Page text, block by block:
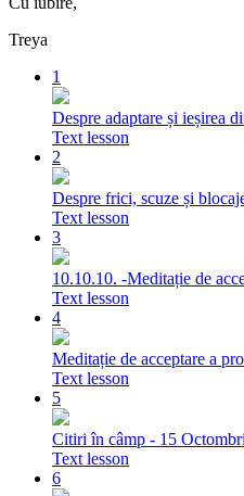
Treya
1
Despre adaptare și ieșirea
Text lesson
2
Despre frici, scuze și
Text lesson
3
10.10.10. -Meditație de
Text lesson
4
Meditație de acceptare a
Text lesson
5
Citiri în câmp - 15
Text lesson
6